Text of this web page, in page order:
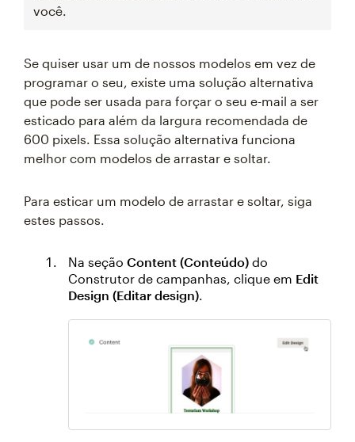
você.
Se quiser usar um de nossos modelos em vez de
programar o seu, existe uma solução alternativa
que pode ser usada para forçar o seu e-mail a ser
esticado para além da largura recomendada de
600 pixels. Essa solução alternativa funciona
melhor com modelos de arrastar e soltar.
Para esticar um modelo de arrastar e soltar, siga
estes passos.
Na seção Content (Conteúdo) do
Construtor de campanhas, clique em Edit
Design (Editar design).